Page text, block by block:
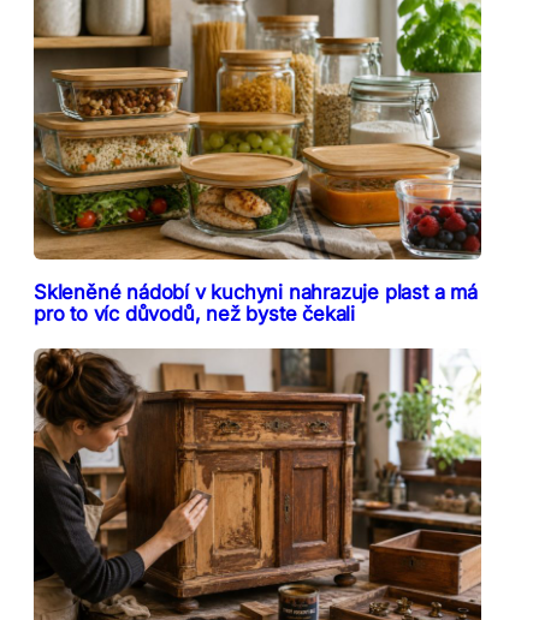
Skleněné nádobí v kuchyni nahrazuje plast a má
pro to víc důvodů, než byste čekali